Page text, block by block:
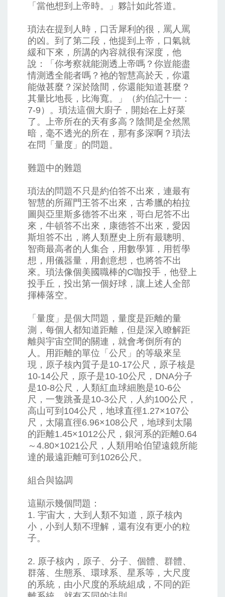
「當他想到上帝時。」夥計如此答道。
瑣法在提到人時，口舌犀利的很，罵人罵
的凶。到了第二段，他提到上帝，口氣就
緩和下來，所講的內容就很有深度，他
說：「你考察就能測透上帝嗎？你豈能盡
情測透全能者嗎？祂的智慧高於天，你還
能做甚麼？深於陰間，你還能知道甚麼？
其量比地長，比海寬。」（約伯記十一：
7-9）。瑣法這個大廚子，開始在上好菜
了。上帝所在的天有多高？陰間是全然黑
暗，毫不透光的所在，那有多深啊？瑣法
在問「量度」的問題。
難題中的難題
瑣法的問題不只是約伯答不出來，連最有
智慧的所羅門王答不出來，古希臘的柏拉
圖與亞里斯多德答不出來，哥白尼答不出
來，牛頓答不出來，康德答不出來，愛因
斯坦答不出，將人類歷史上所有最聰明、
智商最高者的人集合，用數學算，用哲學
想，用儀器量，用創意想，也將答不出
來。瑣法像個美國職棒的C咖投手，他登上
投手丘，投出第一個好球，讓上述人全部
揮棒落空。
「量度」是個大問題，量度是距離的量
測，每個人都知道距離，但是深入瞭解距
離與宇宙空間的關連，就會考倒所有的
人。用距離的單位「公尺」的等級來呈
現，原子核內質子是10-17公尺，原子核是
10-14公尺，原子是10-10公尺，DNA分子
是10-8公尺，人類紅血球細胞是10-6公
尺，一隻跳蚤是10-3公尺，人約100公尺，
高山可到104公尺，地球直徑1.27×107公
尺，太陽直徑6.96×108公尺，地球到太陽
的距離1.45×1012公尺，銀河系的距離0.64
～4.80×1021公尺，人類用哈伯望遠鏡所能
達的最遠距離可到1026公尺。
組合與協調
這顯示幾個問題：
1. 宇宙大，大到人類不知道，原子核內
小，小到人類不理解，還有沒有更小的粒
子。
2. 原子核內，原子、分子、個體、群體、
群落、生態系、環球系、星系等，大尺度
的系統，由小尺度的系統組成，不同的距